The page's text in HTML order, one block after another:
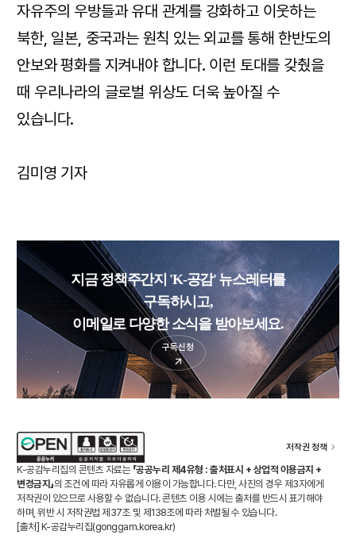
자유주의 우방들과 유대 관계를 강화하고 이웃하는
북한, 일본, 중국과는 원칙 있는 외교를 통해 한반도의
안보와 평화를 지켜내야 합니다. 이런 토대를 갖췄을
때 우리나라의 글로벌 위상도 더욱 높아질 수
있습니다.
김미영 기자
지금 정책주간지 'K-공감' 뉴스레터를
구독하시고,
이메일로 다양한 소식을 받아보세요.
구독신청
저작권 정책
K-공감누리집의 콘텐츠 자료는 「공공누리 제4유형 : 출처표시 + 상업적 이용금지 +
변경금지」의 조건에 따라 자유롭게 이용이 가능합니다. 다만, 사진의 경우 제3자에게
저작권이 있으므로 사용할 수 없습니다. 콘텐츠 이용 시에는 출처를 반드시 표기해야
하며, 위반 시 저작권법 제37조 및 제138조에 따라 처벌될 수 있습니다.
[출처] K-공감누리집(gonggam.korea.kr)